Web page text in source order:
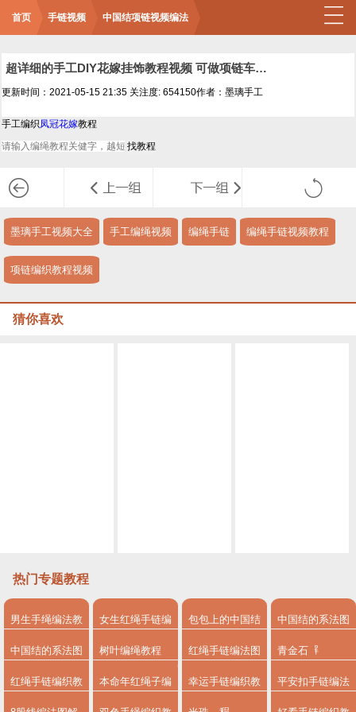
首页 手链视频 中国结项链视频编法
超详细的手工DIY花嫁挂饰教程视频 可做项链车挂饰包挂饰
更新时间：2021-05-15 21:35 关注度: 654150作者：墨璃手工
手工编织凤冠花嫁教程
墨璃手工视频大全 手工编绳视频 编绳手链 编绳手链视频教程
项链编织教程视频
猜你喜欢
热门专题教程
男生手绳编法教
程
女生红绳手链编
法
包包上的中国结
系法图解
中国结的系法图
解
中国结的系法图
解，分享简单易
树叶编绳教程 红绳手链编法图
解
青金石
红绳手链编织教 本命年红绳子编 幸运手链编织教 平安扣手链编法